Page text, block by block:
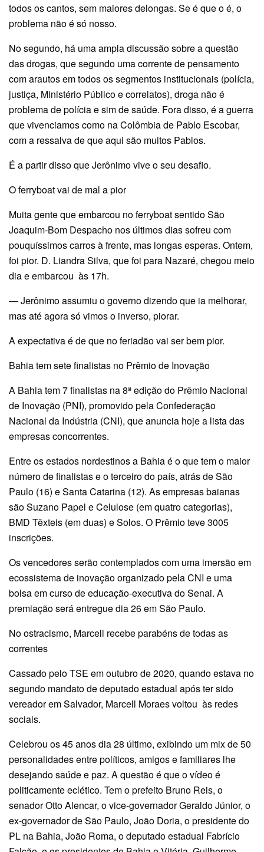
todos os cantos, sem maiores delongas. Se é que o é, o
problema não é só nosso.
No segundo, há uma ampla discussão sobre a questão
das drogas, que segundo uma corrente de pensamento
com arautos em todos os segmentos institucionais (polícia,
justiça, Ministério Público e correlatos), droga não é
problema de polícia e sim de saúde. Fora disso, é a guerra
que vivenciamos como na Colômbia de Pablo Escobar,
com a ressalva de que aqui são muitos Pablos.
É a partir disso que Jerônimo vive o seu desafio.
O ferryboat vai de mal a pior
Muita gente que embarcou no ferryboat sentido São
Joaquim-Bom Despacho nos últimos dias sofreu com
pouquíssimos carros à frente, mas longas esperas. Ontem,
foi pior. D. Liandra Silva, que foi para Nazaré, chegou meio
dia e embarcou às 17h.
— Jerônimo assumiu o governo dizendo que ia melhorar,
mas até agora só vimos o inverso, piorar.
A expectativa é de que no feriadão vai ser bem pior.
Bahia tem sete finalistas no Prêmio de Inovação
A Bahia tem 7 finalistas na 8ª edição do Prêmio Nacional
de Inovação (PNI), promovido pela Confederação
Nacional da Indústria (CNI), que anuncia hoje a lista das
empresas concorrentes.
Entre os estados nordestinos a Bahia é o que tem o maior
número de finalistas e o terceiro do país, atrás de São
Paulo (16) e Santa Catarina (12). As empresas baianas
são Suzano Papel e Celulose (em quatro categorias),
BMD Têxteis (em duas) e Solos. O Prêmio teve 3005
inscrições.
Os vencedores serão contemplados com uma imersão em
ecossistema de inovação organizado pela CNI e uma
bolsa em curso de educação-executiva do Senai. A
premiação será entregue dia 26 em São Paulo.
No ostracismo, Marcell recebe parabéns de todas as
correntes
Cassado pelo TSE em outubro de 2020, quando estava no
segundo mandato de deputado estadual após ter sido
vereador em Salvador, Marcell Moraes voltou às redes
sociais.
Celebrou os 45 anos dia 28 último, exibindo um mix de 50
personalidades entre políticos, amigos e familiares lhe
desejando saúde e paz. A questão é que o vídeo é
politicamente eclético. Tem o prefeito Bruno Reis, o
senador Otto Alencar, o vice-governador Geraldo Júnior, o
ex-governador de São Paulo, João Doria, o presidente do
PL na Bahia, João Roma, o deputado estadual Fabrício